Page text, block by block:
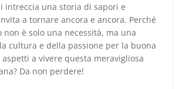
intreccia una storia di sapori e
a tornare ancora e ancora. Perché
non è solo una necessità, ma una
cultura e della passione per la buona
aspetti a vivere questa meravigliosa
Da non perdere!